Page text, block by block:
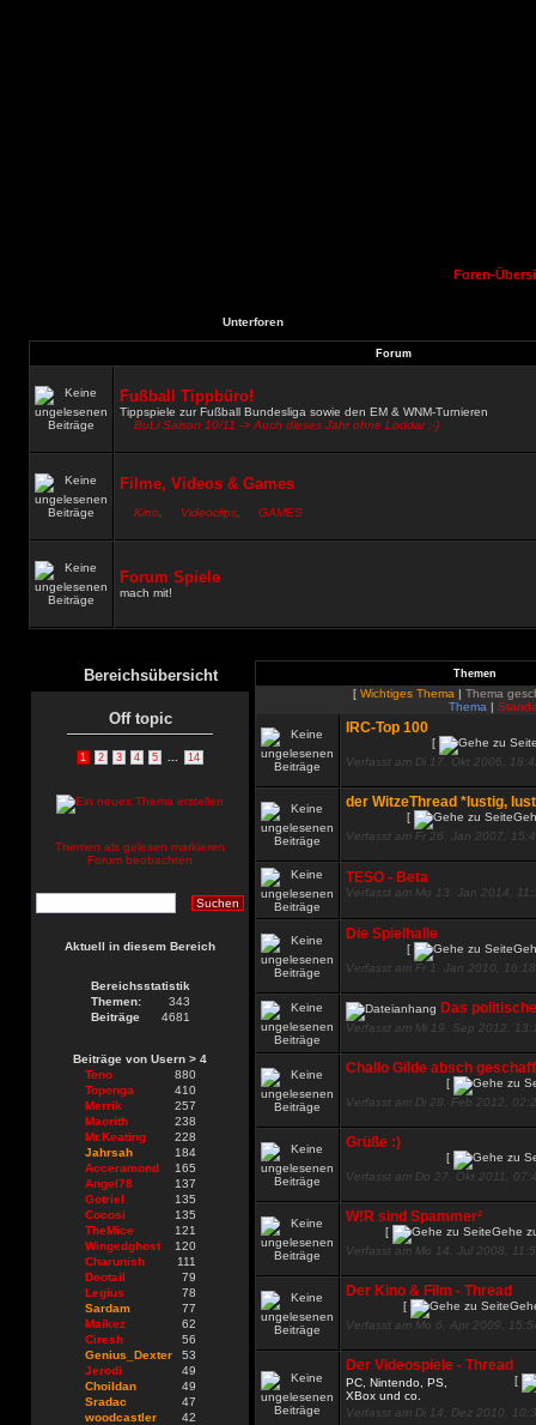
Foren-
Unterforen
Forum
Fußball Tippbüro!
Tippspiele zur Fußball Bundesliga sowie den EM & WNM-Turnieren
BuLi Saison 10/11 -> Auch dieses Jahr ohne Loddar ;-)
Filme, Videos & Games
Kino Videoclips GAMES
Forum Spiele
mach mit!
Bereichsübersicht
Off topic
1 2 3 4 5 14
Themen als gelesen markieren
Forum beobachten
Aktuell in diesem Bereich
Bereichsstatistik
Themen:
343
Beiträge
4681
Beiträge von Usern > 4
Teno
880
Topenga
410
Merrik
257
Maorith
238
Mr.Keating
228
Jahrsah
184
Acceramond
165
Angel78
137
Gotriel
135
Cocosi
135
TheMice
121
Wingedghost
120
Charunish
111
Deotail
79
Legius
78
Sardam
77
Maikez
62
Ciresh
56
Genius_Dexter
53
Jerodi
49
Choildan
49
Sradac
47
woodcastler
42
Themen
[ Wichtiges Thema | Thema
Thema |
IRC-Top 100
[
Verfasst am Di 17. Okt 2006,
der WitzeThread *lustig,
[
Verfasst am Fr 26. Jan 2007,
TESO - Beta
Verfasst am Mo 13. Jan 2014,
Die Spielhalle
[
Verfasst am Fr 1. Jan 2010, 16:18
Das
Verfasst am Mi 19. Sep 2012,
Challo Gilde absch
[
Verfasst am Di 28. Feb 2012,
Grüße :)
[
Verfasst am Do 27. Okt 2011,
W!R sind Spammer²
[
Gehe
Verfasst am Mo 14. Jul 2008,
Der Kino & Film - Thread
[
Verfasst am Mo 6. Apr 2009,
Der Videospiele - Thread
PC, Nintendo, PS,
XBox und co.
[
Verfasst am Di 14. Dez 2010,